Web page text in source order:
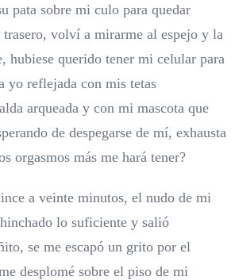
pata sobre mi culo para quedar
trasero, volví a mirarme al espejo y la
hubiese querido tener mi celular para
yo reflejada con mis tetas
arqueada y con mi mascota que
de despegarse de mí, exhausta
orgasmos más me hará tener?
a veinte minutos, el nudo de mi
lo suficiente y salió
se me escapó un grito por el
desplomé sobre el piso de mi